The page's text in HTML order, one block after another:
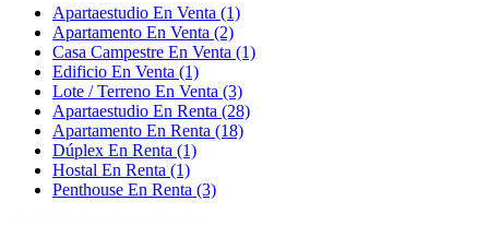
Apartaestudio En Venta (1)
Apartamento En Venta (2)
Casa Campestre En Venta (1)
Edificio En Venta (1)
Lote / Terreno En Venta (3)
Apartaestudio En Renta (28)
Apartamento En Renta (18)
Dúplex En Renta (1)
Hostal En Renta (1)
Penthouse En Renta (3)